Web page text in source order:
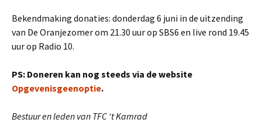
Bekendmaking donaties: donderdag 6 juni in de uitzending
van De Oranjezomer om 21.30 uur op SBS6 en live rond 19.45
uur op Radio 10.
PS: Doneren kan nog steeds via de website
Opgevenisgeenoptie.
Bestuur en leden van TFC ‘t Kamrad